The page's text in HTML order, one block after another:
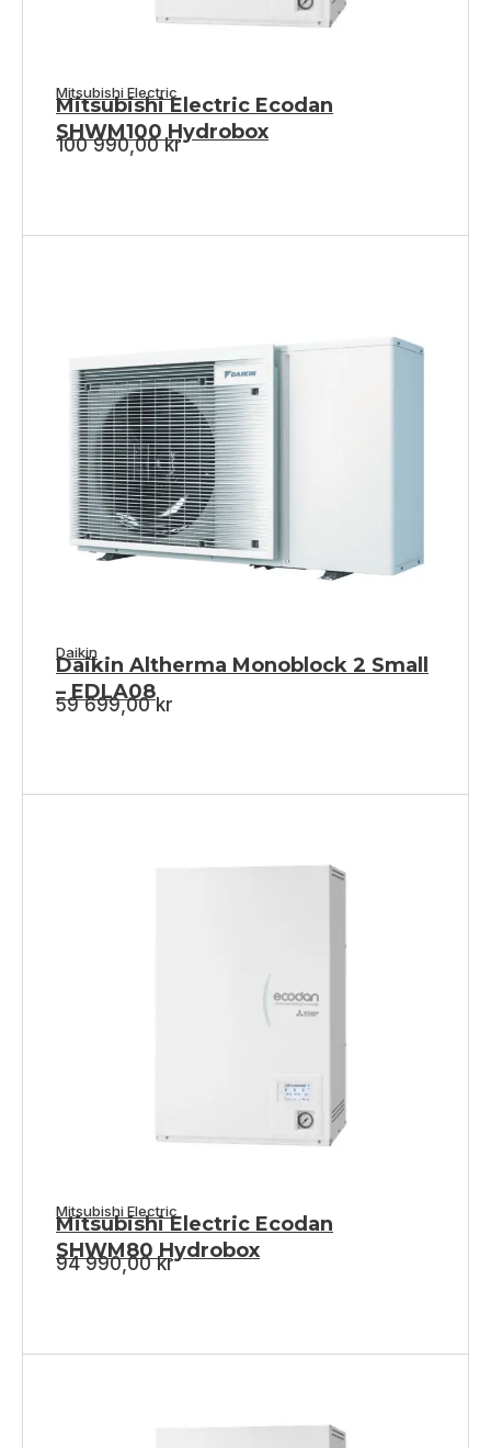
Mitsubishi Electric
Mitsubishi Electric Ecodan
SHWM100 Hydrobox
100 990,00kr
Daikin
Daikin Altherma Monoblock 2 Small
– EDLA08
59 699,00kr
Mitsubishi Electric
Mitsubishi Electric Ecodan
SHWM80 Hydrobox
94 990,00kr